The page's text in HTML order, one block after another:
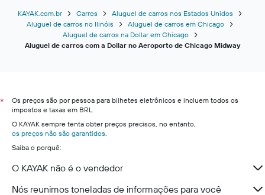
KAYAK.com.br Carros
Aluguel de carros nos Estados Unidos
Aluguel de carros no Ilinóis
Aluguel de carros em Chicago
Aluguel de carros na Dollar em Chicago
Aluguel de carros com a Dollar no Aeroporto de Chicago Midway
*
Os preços são por pessoa para bilhetes eletrônicos e incluem todos os
impostos e taxas em BRL.
O KAYAK sempre tenta obter preços precisos, no entanto,
os preços não são garantidos
Saiba o porquê:
O KAYAK não é o vendedor
Nós reunimos toneladas de informações para você